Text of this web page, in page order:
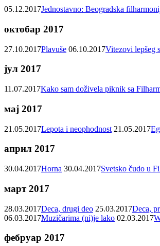
05.12.2017Jednostavno: Beogradska
октобар 2017
27.10.2017Plavuše 06.10.2017Vitezovi lepšeg
јул 2017
11.07.2017Kako sam doživela piknik sa
мај 2017
21.05.2017Lepota i neophodnost 21.05.2017
април 2017
30.04.2017Horna 30.04.2017Svetsko čudo u
март 2017
28.03.2017Deca, drugi deo 25.03.2017Deca,
06.03.2017Muzičarima (ni)je lako 02.03.2017
фебруар 2017